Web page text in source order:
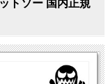
トソー 国内正規